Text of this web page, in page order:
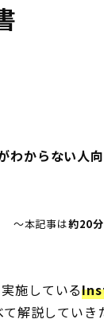
からない人
～本記事は約20分
施している
解説していき